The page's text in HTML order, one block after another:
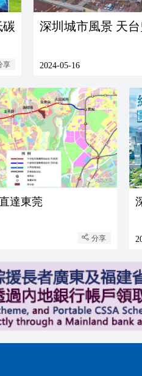
碳
享
深圳城市風景 天
2024-05-16
達東莞
分享